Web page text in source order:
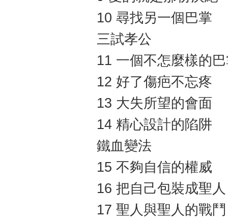
10 尋找另一個巴掌
三試孝公
11 一個不怎麼樣的
12 好了傷疤不忘疼
13 大失所望的會面
14 精心設計的陷阱
鐵血變法
15 不夠自信的權威
16 把自己包裝成聖人
17 聖人與聖人的戰鬥